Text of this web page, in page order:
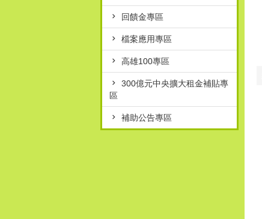
回饋金專區
檔案應用專區
高雄100專區
300億元中央擴大租金補貼專
區
補助公告專區